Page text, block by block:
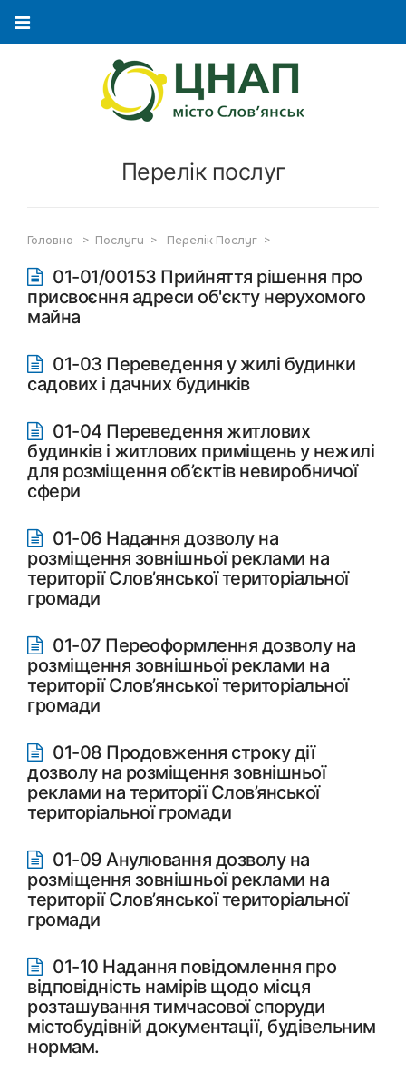
Перелік послуг
Головна > Послуги > Перелік Послуг >
01-01/00153 Прийняття рішення про
присвоєння адреси об'єкту нерухомого
майна
01-03 Переведення у жилі будинки
садових і дачних будинків
01-04 Переведення житлових
будинків і житлових приміщень у нежилі
для розміщення об’єктів невиробничої
сфери
01-06 Надання дозволу на
розміщення зовнішньої реклами на
території Слов’янської територіальної
громади
01-07 Переоформлення дозволу на
розміщення зовнішньої реклами на
території Слов’янської територіальної
громади
01-08 Продовження строку дії
дозволу на розміщення зовнішньої
реклами на території Слов’янської
територіальної громади
01-09 Анулювання дозволу на
розміщення зовнішньої реклами на
території Слов’янської територіальної
громади
01-10 Надання повідомлення про
відповідність намірів щодо місця
розташування тимчасової споруди
містобудівній документації, будівельним
нормам.